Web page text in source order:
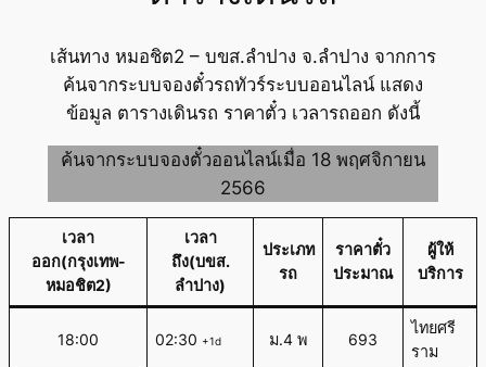
เส้นทาง หมอชิต2 – บขส.ลำปาง จ.ลำปาง จากการ
ค้นจากระบบจองตั๋วรถทัวร์ระบบออนไลน์ แสดง
ข้อมูล ตารางเดินรถ ราคาตั๋ว เวลารถออก ดังนี้
ค้นจากระบบจองตั๋วออนไลน์เมื่อ 18 พฤศจิกายน
2566
เวลา
ออก(กรุงเทพ-
หมอชิต2)
เวลา
ถึง(บขส.
ลำปาง)
ประเภท
รถ
ราคาตั๋ว
ประมาณ
ผู้ให้
บริการ
18:00 02:30 +1d ม.4 พ 693
ไทยศรี
ราม